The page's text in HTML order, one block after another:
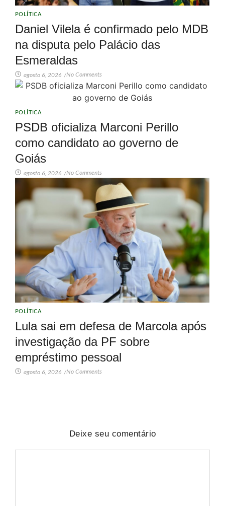
POLÍTICA
Daniel Vilela é confirmado pelo MDB
na disputa pelo Palácio das
Esmeraldas
agosto 6, 2026 /No Comments
POLÍTICA
PSDB oficializa Marconi Perillo
como candidato ao governo de
Goiás
agosto 6, 2026 /No Comments
POLÍTICA
Lula sai em defesa de Marcola após
investigação da PF sobre
empréstimo pessoal
agosto 6, 2026 /No Comments
Deixe seu comentário